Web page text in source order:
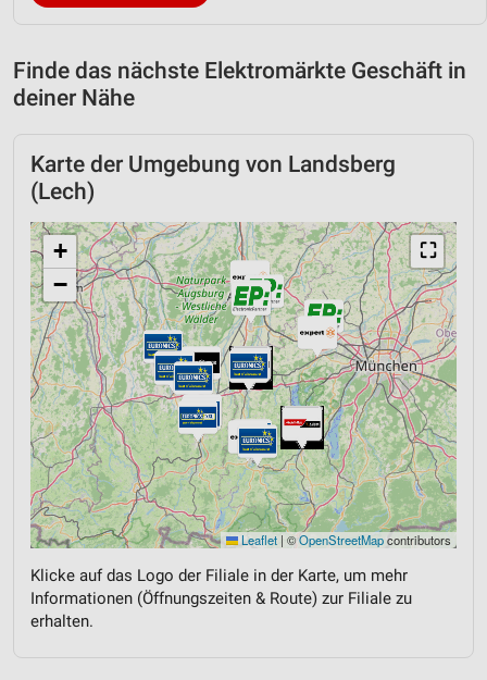
Finde das nächste Elektromärkte Geschäft in
deiner Nähe
Karte der Umgebung von Landsberg
(Lech)
⛶
+
−
Leaflet | ©OpenStreetMapcontributors
Klicke auf das Logo der Filiale in der Karte, um mehr
Informationen (Öffnungszeiten & Route) zur Filiale zu
erhalten.